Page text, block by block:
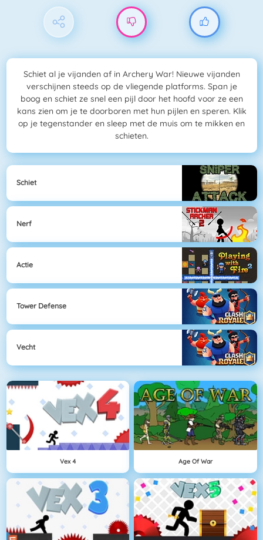
Schiet al je vijanden af in Archery War! Nieuwe vijanden
verschijnen steeds op de vliegende platforms. Span je
boog en schiet ze snel een pijl door het hoofd voor ze een
kans zien om je te doorboren met hun pijlen en speren. Klik
op je tegenstander en sleep met de muis om te mikken en
schieten.
Schiet
Nerf
Actie
Tower Defense
Vecht
Vex 4 Age Of War